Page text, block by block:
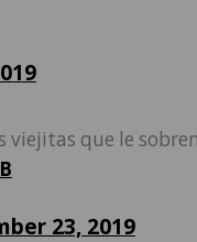
viejitas que le
23, 2019